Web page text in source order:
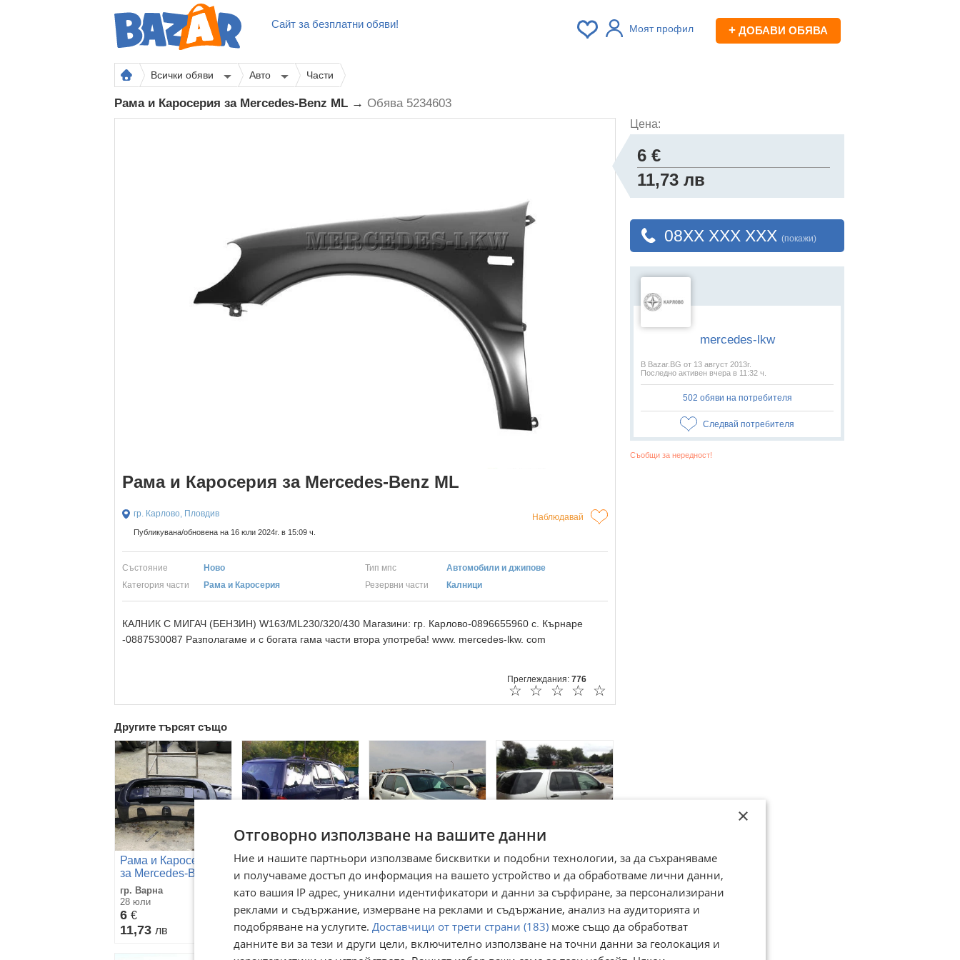
Сайт за безплатни обяви! Моят профил + ДОБАВИ ОБЯВА
Всички обяви Авто Части
Рама и Каросерия за Mercedes-Benz ML → Обява 5234603
Рама и Каросерия за Mercedes-Benz ML
гр. Карлово, Пловдив Наблюдавай
Публикувана/обновена на 16 юли 2024г. в 15:09 ч.
Състояние Ново Тип мпс
Автомобили и джипове
Категория части
Рама и Каросерия Резервни части Калници
КАЛНИК С МИГАЧ (БЕНЗИН) W163/ML230/320/430 Магазини: гр. Карлово-0896655960 с. Кърнаре
-0887530087 Разполагаме и с богата гама части втора употреба! www. mercedes-lkw. com
Преглеждания: 776
☆
☆
☆
☆
☆
Другите търсят също
Рама и Каросерия
за Mercedes-Benz
ML
гр. Варна
28 юли
6 €
11,73 лв
Рама и Каросерия
за Mercedes-Benz
гр. Хасково
6€
11,73лв
Рама и Каросерия
за Mercedes-Benz
ML
гр. Хасково
05 август
6€
11,73лв
Рама и Каросерия
за Mercedes-Benz
ML
гр. Хасково
05 август
6€
11,73лв
Цена:
6 €
11,73 лв
08XX XXX XXX (покажи)
mercedes-lkw
В Bazar.BG от 13 август 2013г.
Последно активен вчера в 11:32 ч.
502 обяви на потребителя
Следвай потребителя
Съобщи за нередност!
×
Отговорно използване на вашите данни
Ние и нашите партньори използваме бисквитки и подобни технологии, за да съхраняваме
и получаваме достъп до информация на вашето устройство и да обработваме лични данни,
като вашия IP адрес, уникални идентификатори и данни за сърфиране, за персонализирани
реклами и съдържание, измерване на реклами и съдържание, анализ на аудиторията и
подобряване на услугите. Доставчици от трети страни (183) може също да обработват
данните ви за тези и други цели, включително използване на точни данни за геолокация и